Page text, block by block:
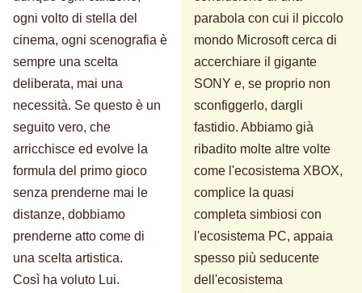
ogni volto di stella del
cinema, ogni scenografia è
sempre una scelta
deliberata, mai una
necessità. Se questo è un
seguito vero, che
arricchisce ed evolve la
formula del primo gioco
senza prenderne mai le
distanze, dobbiamo
prenderne atto come di
una scelta artistica.
Così ha voluto Lui.
parabola con cui il piccolo
mondo Microsoft cerca di
accerchiare il gigante
SONY e, se proprio non
sconfiggerlo, dargli
fastidio. Abbiamo già
ribadito molte altre volte
come l'ecosistema XBOX,
complice la quasi
completa simbiosi con
l'ecosistema PC, appaia
spesso più seducente
dell'ecosistema